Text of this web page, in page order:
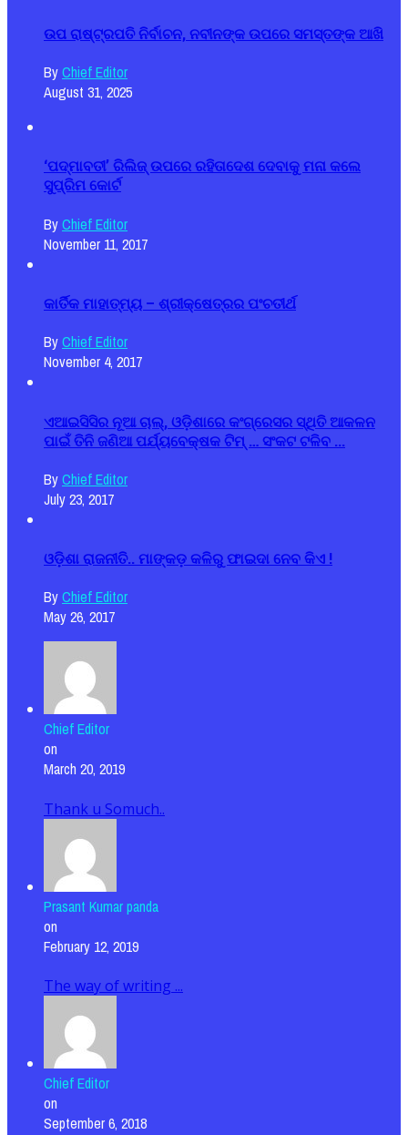
ଉପ ରାଷ୍ଟ୍ରପତି ନିର୍ବାଚନ, ନବୀନଙ୍କ ଉପରେ ସମସ୍ତଙ୍କ ଆଖି
ByChief Editor
August 31, 2025
‘ପଦ୍ମାବତୀ’ ରିଲିଜ୍ ଉପରେ ରହିତାଦେଶ ଦେବାକୁ ମନା କଲେ
ସୁପ୍ରିମ କୋର୍ଟ
ByChief Editor
November 11, 2017
କାର୍ତିକ ମାହାତ୍ମ୍ୟ – ଶ୍ରୀକ୍ଷେତ୍ରର ପଂଚତୀର୍ଥ
ByChief Editor
November 4, 2017
ଏଆଇସିସିର ନୂଆ ଚାଲ୍, ଓଡ଼ିଶାରେ କଂଗ୍ରେସର ସ୍ଥିତି ଆକଳନ
ପାଇଁ ତିନି ଜଣିଆ ପର୍ଯ୍ୟବେକ୍ଷକ ଟିମ୍ … ସଂକଟ ଟଳିବ ...
ByChief Editor
July 23, 2017
ଓଡ଼ିଶା ରାଜନୀତି.. ମାଙ୍କଡ଼ କଳିରୁ ଫାଇଦା ନେବ କିଏ !
ByChief Editor
May 26, 2017
Chief Editor
on
March 20, 2019
Thank u Somuch..
Prasant Kumar panda
on
February 12, 2019
The way of writing ...
Chief Editor
on
September 6, 2018